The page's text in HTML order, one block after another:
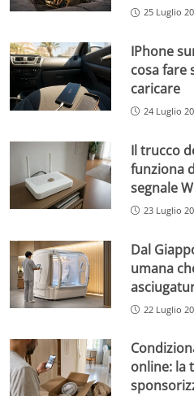
25 Luglio
IPhone
cosa fare
caricare
24 Luglio
Il trucco
funziona
segnale
23 Luglio
Dal
umana
22 Luglio
online: la